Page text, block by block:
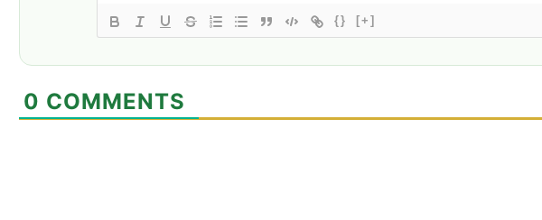
{} [+]
0 COMMENTS